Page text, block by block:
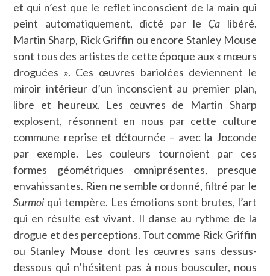
et qui n’est que le reflet inconscient de la main qui
peint automatiquement, dicté par le Ça libéré.
Martin Sharp, Rick Griffin ou encore Stanley Mouse
sont tous des artistes de cette époque aux « mœurs
droguées ». Ces œuvres bariolées deviennent le
miroir intérieur d’un inconscient au premier plan,
libre et heureux. Les œuvres de Martin Sharp
explosent, résonnent en nous par cette culture
commune reprise et détournée – avec la Joconde
par exemple. Les couleurs tournoient par ces
formes géométriques omniprésentes, presque
envahissantes. Rien ne semble ordonné, filtré par le
Surmoi qui tempère. Les émotions sont brutes, l’art
qui en résulte est vivant. Il danse au rythme de la
drogue et des perceptions. Tout comme Rick Griffin
ou Stanley Mouse dont les œuvres sans dessus-
dessous qui n’hésitent pas à nous bousculer, nous